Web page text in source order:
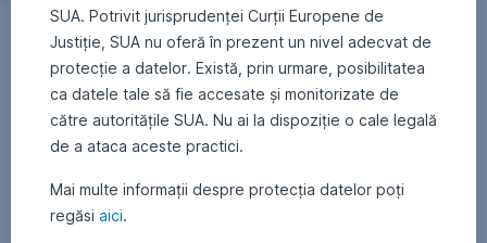
SUA. Potrivit jurisprudenței Curții Europene de
Justiție, SUA nu oferă în prezent un nivel adecvat de
protecție a datelor. Există, prin urmare, posibilitatea
ca datele tale să fie accesate și monitorizate de
către autoritățile SUA. Nu ai la dispoziție o cale legală
de a ataca aceste practici.
Mai multe informații despre protecția datelor poți
regăsi aici.